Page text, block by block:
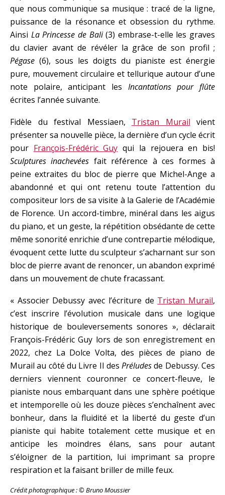
que nous communique sa musique : tracé de la ligne,
puissance de la résonance et obsession du rythme.
Ainsi La Princesse de Bali(3) embrase-t-elle les graves
du clavier avant de révéler la grâce de son profil ;
Pégase (6), sous les doigts du pianiste est énergie
pure, mouvement circulaire et tellurique autour d’une
note polaire, anticipant les Incantations pour flûte
écrites l’année suivante.
Fidèle du festival Messiaen, Tristan Murail vient
présenter sa nouvelle pièce, la dernière d’un cycle écrit
pour François-Frédéric Guy qui la rejouera en bis!
Sculptures inachevées fait référence à ces formes à
peine extraites du bloc de pierre que Michel-Ange a
abandonné et qui ont retenu toute l’attention du
compositeur lors de sa visite à la Galerie de l’Académie
de Florence. Un accord-timbre, minéral dans les aigus
du piano, et un geste, la répétition obsédante de cette
même sonorité enrichie d’une contrepartie mélodique,
évoquent cette lutte du sculpteur s’acharnant sur son
bloc de pierre avant de renoncer, un abandon exprimé
dans un mouvement de chute fracassant.
« Associer Debussy avec l’écriture de Tristan Murail,
c’est inscrire l’évolution musicale dans une logique
historique de bouleversements sonores », déclarait
François-Frédéric Guy lors de son enregistrement en
2022, chez La Dolce Volta, des pièces de piano de
Murail au côté du Livre II desPréludesde Debussy. Ces
derniers viennent couronner ce concert-fleuve, le
pianiste nous embarquant dans une sphère poétique
et intemporelle où les douze pièces s’enchaînent avec
bonheur, dans la fluidité et la liberté du geste d’un
pianiste qui habite totalement cette musique et en
anticipe les moindres élans, sans pour autant
s’éloigner de la partition, lui imprimant sa propre
respiration et la faisant briller de mille feux.
Crédit photographique : © Bruno Moussier